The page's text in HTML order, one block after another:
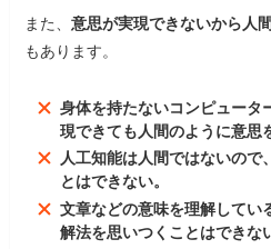
また、意思が実現できないから人
もあります。
身体を持たないコンピュータ
現できても人間のように意思
人工知能は人間ではないので
とはできない。
文章などの意味を理解してい
解法を思いつくことはできな